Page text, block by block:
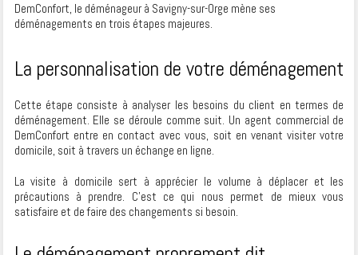
DemConfort, le déménageur à Savigny-sur-Orge mène ses
déménagements en trois étapes majeures.
La personnalisation de votre déménagement
Cette étape consiste à analyser les besoins du client en termes de
déménagement. Elle se déroule comme suit. Un agent commercial de
DemConfort entre en contact avec vous, soit en venant visiter votre
domicile, soit à travers un échange en ligne.
La visite à domicile sert à apprécier le volume à déplacer et les
précautions à prendre. C’est ce qui nous permet de mieux vous
satisfaire et de faire des changements si besoin.